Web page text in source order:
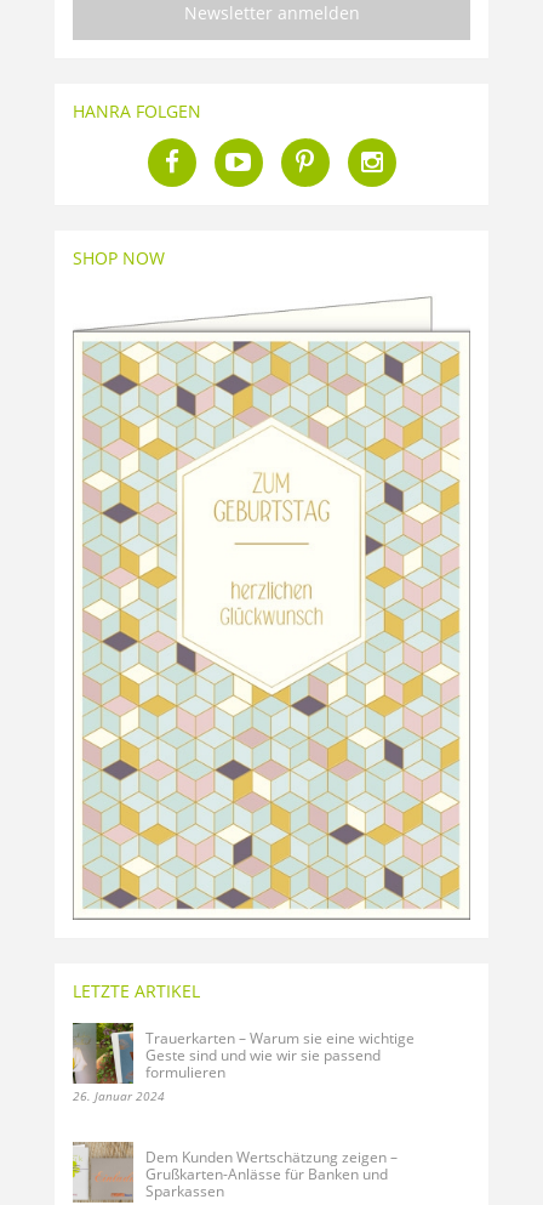
Newsletter anmelden
HANRA FOLGEN
SHOP NOW
LETZTE ARTIKEL
Trauerkarten – Warum sie eine wichtige
Geste sind und wie wir sie passend
formulieren
26. Januar 2024
Dem Kunden Wertschätzung zeigen –
Grußkarten-Anlässe für Banken und
Sparkassen